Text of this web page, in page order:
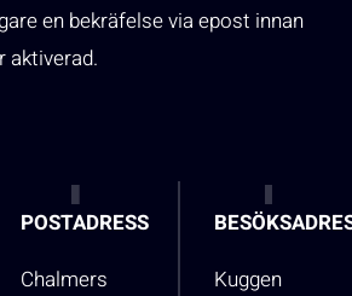
en bekräfelse via epost innan
aktiverad.
POSTADRESS
Chalmers
Kuggen